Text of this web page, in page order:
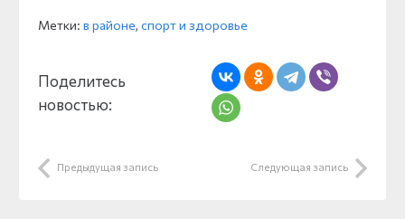
Метки: в районе, спорт и здоровье
Поделитесь
новостью:
Предыдущая запись Следующая запись